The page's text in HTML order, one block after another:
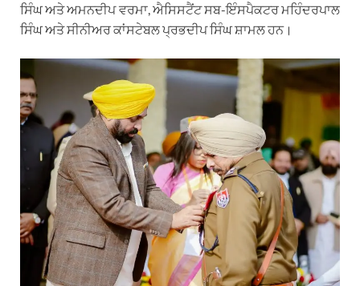
ਸਿੰਘ ਅਤੇ ਅਮਨਦੀਪ ਵਰਮਾ, ਐਸਿਸਟੈਂਟ ਸਬ-ਇੰਸਪੈਕਟਰ ਮਹਿੰਦਰਪਾਲ
ਸਿੰਘ ਅਤੇ ਸੀਨੀਅਰ ਕਾਂਸਟੇਬਲ ਪ੍ਰਭਦੀਪ ਸਿੰਘ ਸ਼ਾਮਲ ਹਨ।